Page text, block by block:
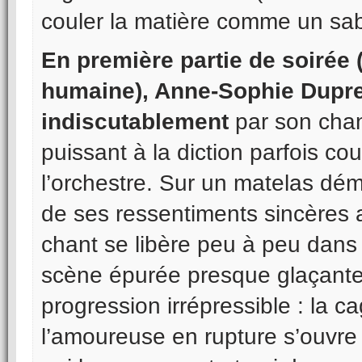
couler la matière comme un
En première partie de soirée
humaine), Anne-Sophie
indiscutablement par son
puissant à la diction parfois
l’orchestre. Sur un matelas
de ses ressentiments sincères
chant se libère peu à peu
scène épurée presque
progression irrépressible : la
l’amoureuse en rupture